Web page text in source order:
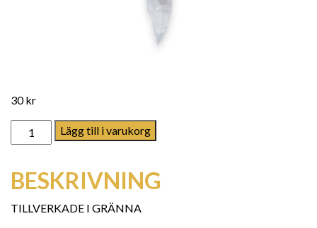
30kr
Kärlek mängdLägg till i varukorg
BESKRIVNING
TILLVERKADE I GRÄNNA